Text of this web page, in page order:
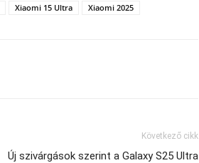
Xiaomi 15 Ultra Xiaomi 2025
Következő cikk
Új szivárgások szerint a Galaxy S25 Ultra